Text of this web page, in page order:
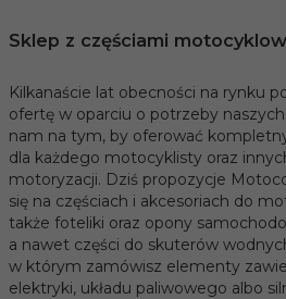
Sklep z częściami
Kilkanaście lat obecności na rynku
ofertę w oparciu o potrzeby naszych
nam na tym, by oferować
dla każdego motocyklisty oraz
motoryzacji. Dziś propozycje
się na częściach i akcesoriach do
także foteliki oraz opony
a nawet części do skuterów
w którym zamówisz elementy
elektryki, układu paliwowego albo